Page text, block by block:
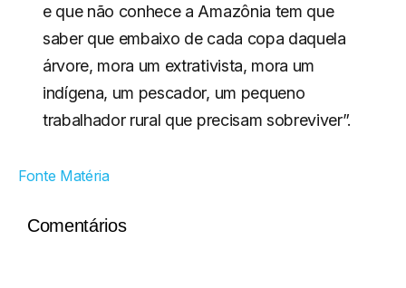
e que não conhece a Amazônia tem que
saber que embaixo de cada copa daquela
árvore, mora um extrativista, mora um
indígena, um pescador, um pequeno
trabalhador rural que precisam sobreviver”.
Fonte Matéria
Comentários